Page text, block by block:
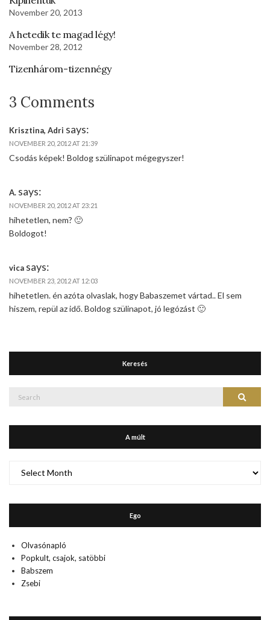
November 20, 2013
A hetedik te magad légy!
November 28, 2012
Tizenhárom-tizennégy
3 Comments
Krisztina, Adri says:
NOVEMBER 20, 2012 AT 21:39
Csodás képek! Boldog szülinapot mégegyszer!
A. says:
NOVEMBER 20, 2012 AT 23:21
hihetetlen, nem? 🙂
Boldogot!
vica says:
NOVEMBER 23, 2012 AT 12:03
hihetetlen. én azóta olvaslak, hogy Babaszemet vártad.. El sem
hiszem, repül az idő. Boldog szülinapot, jó legózást 🙂
Keresés
Search
A múlt
múlt
Ego
Olvasónapló
Popkult, csajok, satöbbi
Babszem
Zsebi